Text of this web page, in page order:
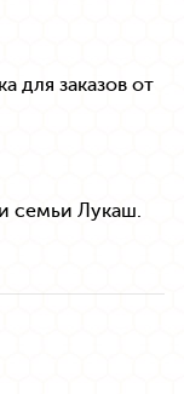
для заказов от
семьи Лукаш.